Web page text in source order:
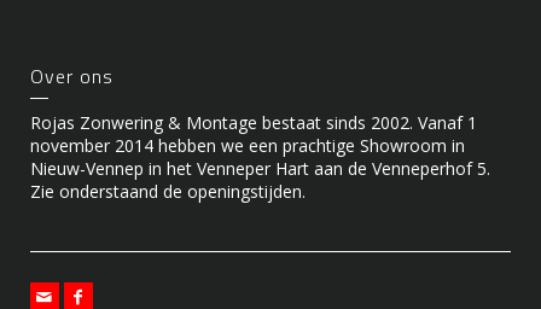
Over ons
Rojas Zonwering & Montage bestaat sinds 2002. Vanaf 1
november 2014 hebben we een prachtige Showroom in
Nieuw-Vennep in het Venneper Hart aan de Venneperhof 5.
Zie onderstaand de openingstijden.